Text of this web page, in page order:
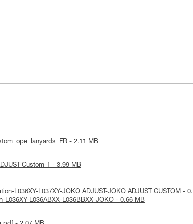
- 2.11 MB
Custom-1 - 3.99 MB
L036XY-L037XY-JOKO ADJUST-JOKO ADJUST CUSTOM -
L036XY-L036ABXX-L036BBXX-JOKO - 0.66 MB